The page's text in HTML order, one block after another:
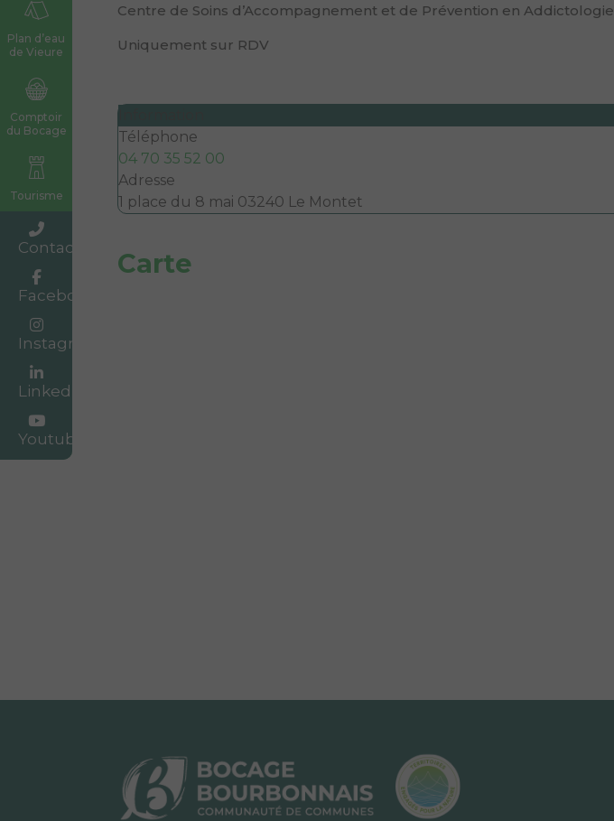
Plan d’eau
de Vieure
Comptoir
du Bocage
Tourisme
Contact
Facebook
Instagram
Linkedin
Youtube
Centre de Soins d’Accompagnement et de Prévention en Addictologie
Uniquement sur RDV
Téléphone
04 70 35 52 00
Adresse
1 place du 8 mai 03240 Le Montet
Carte